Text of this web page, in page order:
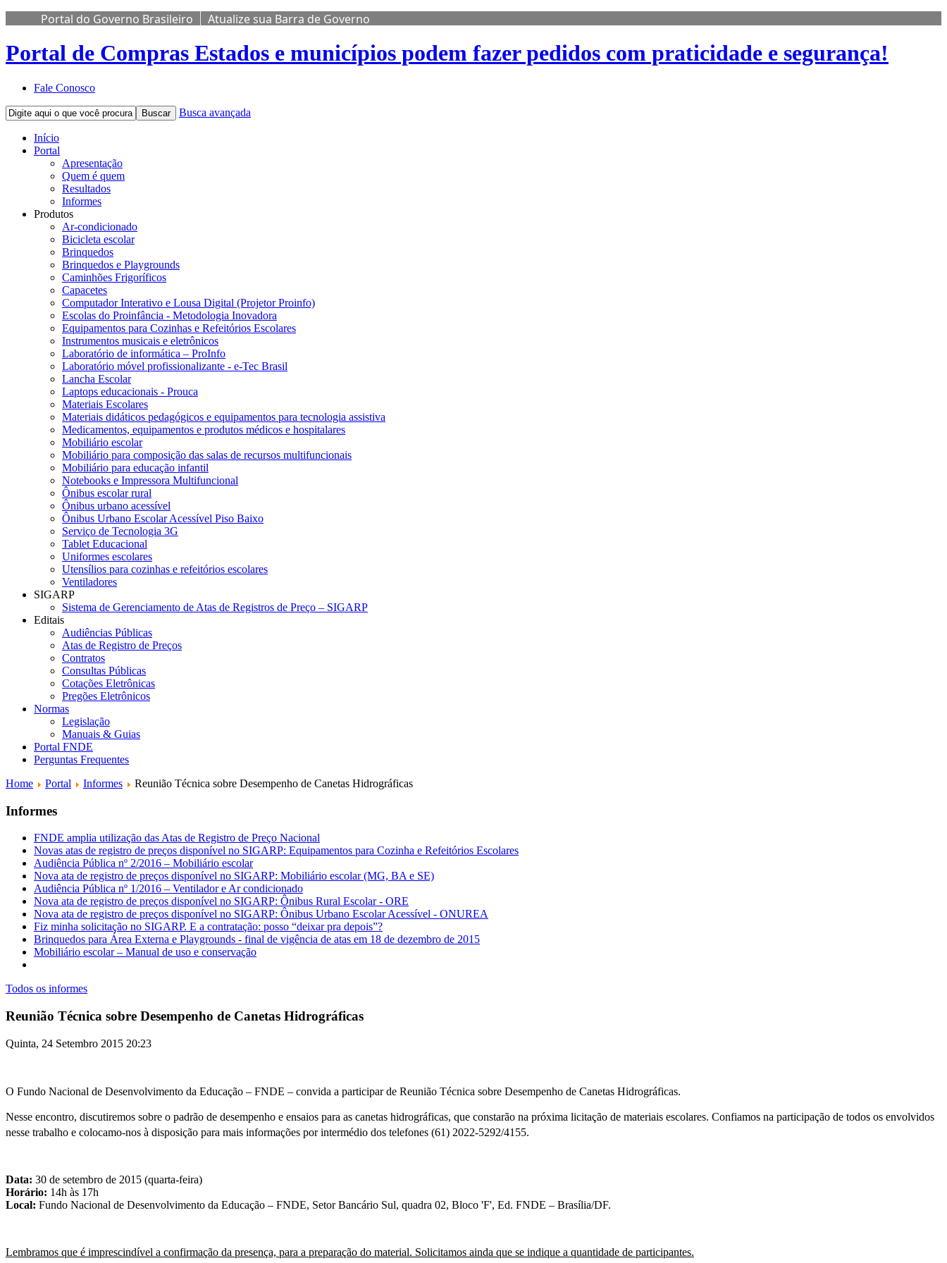
Portal do Governo Brasileiro Atualize sua Barra de Governo
Portal de Compras Estados e municípios podem fazer pedidos com praticidade e segurança!
Fale Conosco
Buscar Busca avançada
Início
Portal
Apresentação
Quem é quem
Resultados
Informes
Produtos
Ar-condicionado
Bicicleta escolar
Brinquedos
Brinquedos e Playgrounds
Caminhões Frigoríficos
Capacetes
Computador Interativo e Lousa Digital (Projetor Proinfo)
Escolas do Proinfância - Metodologia Inovadora
Equipamentos para Cozinhas e Refeitórios Escolares
Instrumentos musicais e eletrônicos
Laboratório de informática – ProInfo
Laboratório móvel profissionalizante - e-Tec Brasil
Lancha Escolar
Laptops educacionais - Prouca
Materiais Escolares
Materiais didáticos pedagógicos e equipamentos para tecnologia assistiva
Medicamentos, equipamentos e produtos médicos e hospitalares
Mobiliário escolar
Mobiliário para composição das salas de recursos multifuncionais
Mobiliário para educação infantil
Notebooks e Impressora Multifuncional
Ônibus escolar rural
Ônibus urbano acessível
Ônibus Urbano Escolar Acessível Piso Baixo
Serviço de Tecnologia 3G
Tablet Educacional
Uniformes escolares
Utensílios para cozinhas e refeitórios escolares
Ventiladores
SIGARP
Sistema de Gerenciamento de Atas de Registros de Preço – SIGARP
Editais
Audiências Públicas
Atas de Registro de Preços
Contratos
Consultas Públicas
Cotações Eletrônicas
Pregões Eletrônicos
Normas
Legislação
Manuais & Guias
Portal FNDE
Perguntas Frequentes
Home
Portal Informes Reunião Técnica sobre Desempenho de Canetas Hidrográficas
Informes
FNDE amplia utilização das Atas de Registro de Preço Nacional
Novas atas de registro de preços disponível no SIGARP: Equipamentos para Cozinha e Refeitórios Escolares
Audiência Pública nº 2/2016 – Mobiliário escolar
Nova ata de registro de preços disponível no SIGARP: Mobiliário escolar (MG, BA e SE)
Audiência Pública nº 1/2016 – Ventilador e Ar condicionado
Nova ata de registro de preços disponível no SIGARP: Ônibus Rural Escolar - ORE
Nova ata de registro de preços disponível no SIGARP: Ônibus Urbano Escolar Acessível - ONUREA
Fiz minha solicitação no SIGARP. E a contratação: posso “deixar pra depois”?
Brinquedos para Área Externa e Playgrounds - final de vigência de atas em 18 de dezembro de 2015
Mobiliário escolar – Manual de uso e conservação
Todos os informes
Reunião Técnica sobre Desempenho de Canetas Hidrográficas
Quinta, 24 Setembro 2015 20:23
O Fundo Nacional de Desenvolvimento da Educação – FNDE – convida a participar de Reunião Técnica sobre Desempenho de Canetas Hidrográficas.
Nesse encontro, discutiremos sobre o padrão de desempenho e ensaios para as canetas hidrográficas, que constarão na próxima licitação de materiais escolares. Confiamos na participação de todos os envolvidos
nesse trabalho e colocamo-nos à disposição para mais informações por intermédio dos telefones (61) 2022-5292/4155.
Data: 30 de setembro de 2015 (quarta-feira)
Horário: 14h às 17h
Local: Fundo Nacional de Desenvolvimento da Educação – FNDE, Setor Bancário Sul, quadra 02, Bloco 'F', Ed. FNDE – Brasília/DF.
Lembramos que é imprescindível a confirmação da presença, para a preparação do material. Solicitamos ainda que se indique a quantidade de participantes.